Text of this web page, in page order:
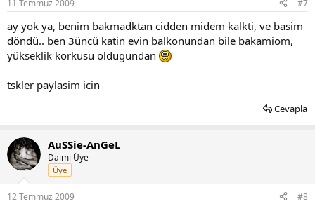
11 Temmuz 2009 #7
ay yok ya, benim bakmadktan cidden midem kalkti, ve basim
döndü.. ben 3üncü katin evin balkonundan bile bakamiom,
yükseklik korkusu oldugundan
tskler paylasim icin
Cevapla
AuSSie-AnGeL
Daimi Üye
Üye
12 Temmuz 2009 #8